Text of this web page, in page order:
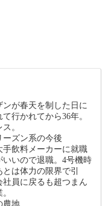
ンが春天を制した日に
行かれてから36年。
。
ーズン系の今後
手飲料メーカーに就職
いので退職。4号機時
は体力の限界で引
員に戻るも超つまん
農地